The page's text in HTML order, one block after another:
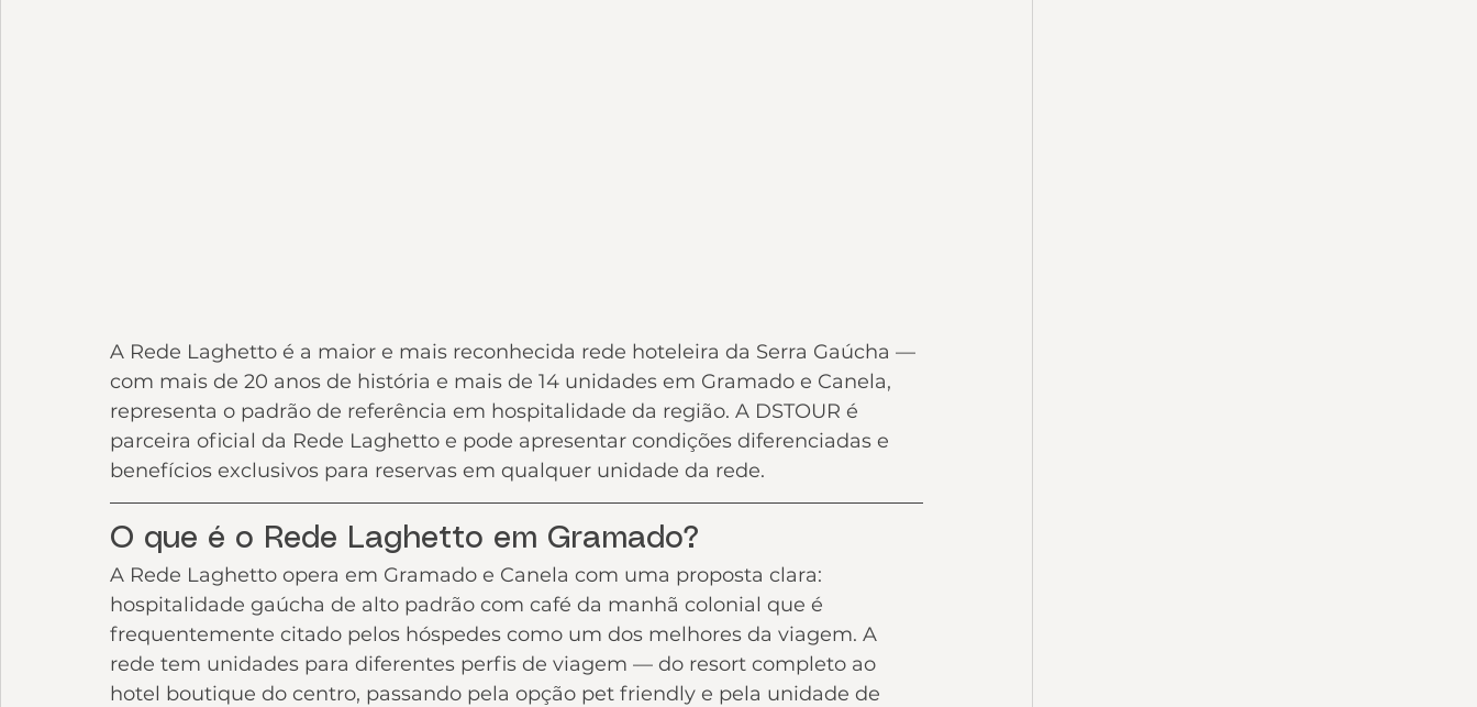
A Rede Laghetto é a maior e mais reconhecida rede hoteleira da Serra Gaúcha —
com mais de 20 anos de história e mais de 14 unidades em Gramado e Canela,
representa o padrão de referência em hospitalidade da região. A DSTOUR é
parceira oficial da Rede Laghetto e pode apresentar condições diferenciadas e
benefícios exclusivos para reservas em qualquer unidade da rede.
O que é o Rede Laghetto em Gramado?
A Rede Laghetto opera em Gramado e Canela com uma proposta clara:
hospitalidade gaúcha de alto padrão com café da manhã colonial que é
frequentemente citado pelos hóspedes como um dos melhores da viagem. A
rede tem unidades para diferentes perfis de viagem — do resort completo ao
hotel boutique do centro, passando pela opção pet friendly e pela unidade de